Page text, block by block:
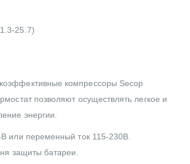
25.7)
компрессоры Secop
позволяют осуществлять легкое и
энергии.
или переменный ток 115-230В.
защиты батареи.